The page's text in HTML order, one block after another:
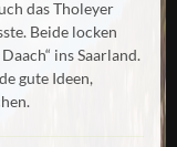
das Tholeyer
Beide locken
ins Saarland.
gute Ideen,